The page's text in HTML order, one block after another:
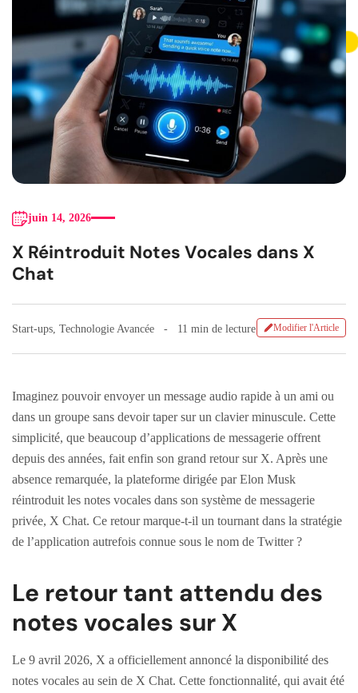
juin 14, 2026
X Réintroduit Notes Vocales dans X
Chat
Start-ups Technologie Avancée 11 min de lecture Modifier l'Article
Imaginez pouvoir envoyer un message audio rapide à un ami ou
dans un groupe sans devoir taper sur un clavier minuscule. Cette
simplicité, que beaucoup d’applications de messagerie offrent
depuis des années, fait enfin son grand retour sur X. Après une
absence remarquée, la plateforme dirigée par Elon Musk
réintroduit les notes vocales dans son système de messagerie
privée, X Chat. Ce retour marque-t-il un tournant dans la stratégie
de l’application autrefois connue sous le nom de Twitter ?
Le retour tant attendu des
notes vocales sur X
Le 9 avril 2026, X a officiellement annoncé la disponibilité des
notes vocales au sein de X Chat. Cette fonctionnalité, qui avait été